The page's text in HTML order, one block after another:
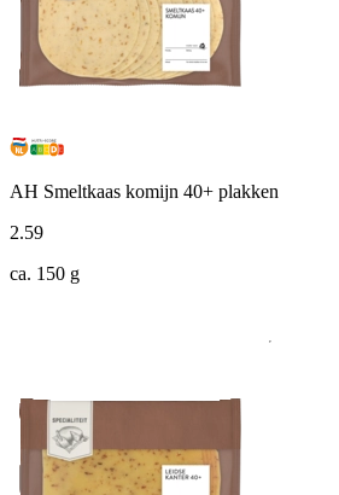
AH Smeltkaas komijn 40+ plakken
2.59
ca. 150 g